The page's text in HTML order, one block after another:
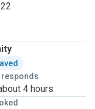
responds
4 hours